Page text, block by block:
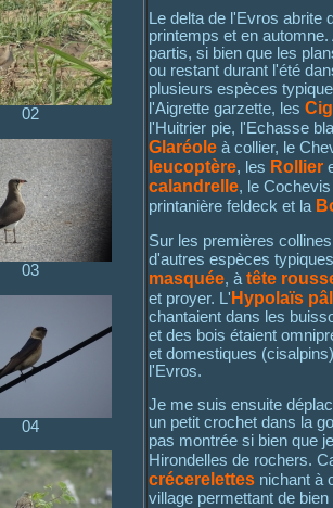
02
03
04
Le delta de l'Evros abrite
printemps et en
partis, si bien que les
ou restant durant l'été
plusieurs espèces
l'Aigrette garzette, les
l'Huitrier pie, l'Echasse
Glaréoleà collier, le
leucoptère, les Rollier
calandrelle, le
printanière feldeck et la
Sur les premières
d'autres espèces
masquée, à tête
et proyer. L' Hypolaïs
chantaient dans les
et des bois étaient
et domestiques
l'Evros.
Je me suis ensuite
un petit crochet dans la
pas montrée si bien que
Hirondelles de rochers.
crécerelettesnichant à
village permettant de